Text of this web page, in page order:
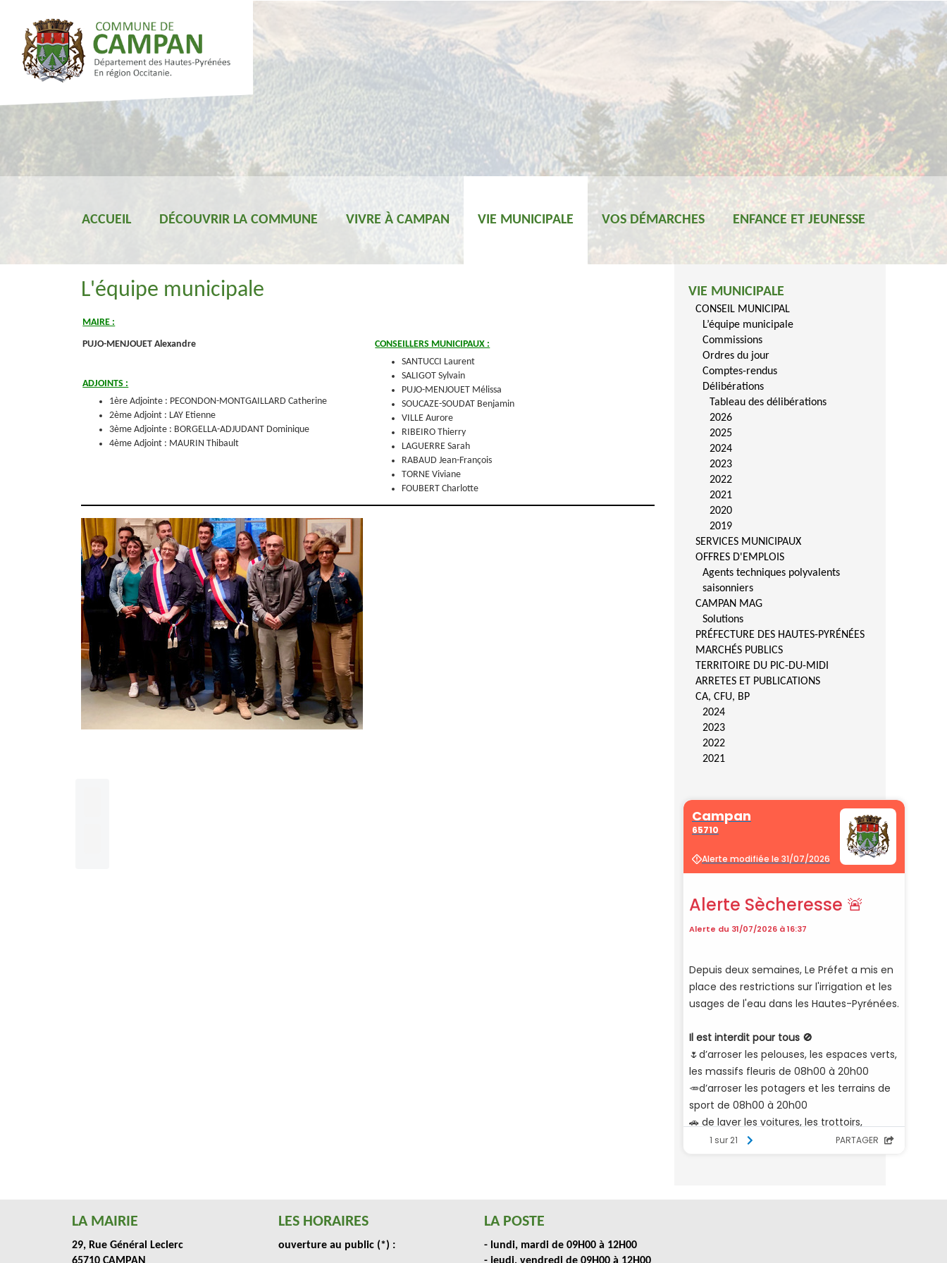
ACCUEIL DÉCOUVRIR LA COMMUNE VIVRE À CAMPAN VIE MUNICIPALE VOS DÉMARCHES ENFANCE ET JEUNESSE
L'équipe municipale
MAIRE :
PUJO-MENJOUET Alexandre
ADJOINTS :
1ère Adjointe : PECONDON-MONTGAILLARD Catherine
2ème Adjoint : LAY Etienne
3ème Adjointe : BORGELLA-ADJUDANT Dominique
4ème Adjoint : MAURIN Thibault
CONSEILLERS MUNICIPAUX :
SANTUCCI Laurent
SALIGOT Sylvain
PUJO-MENJOUET Mélissa
SOUCAZE-SOUDAT Benjamin
VILLE Aurore
RIBEIRO Thierry
LAGUERRE Sarah
RABAUD Jean-François
TORNE Viviane
FOUBERT Charlotte
VIE MUNICIPALE
CONSEIL MUNICIPAL
L’équipe municipale
Commissions
Ordres du jour
Comptes-rendus
Délibérations
Tableau des délibérations
2026
2025
2024
2023
2022
2021
2020
2019
SERVICES MUNICIPAUX
OFFRES D'EMPLOIS
Agents techniques polyvalents
saisonniers
CAMPAN MAG
Solutions
PRÉFECTURE DES HAUTES-PYRÉNÉES
MARCHÉS PUBLICS
TERRITOIRE DU PIC-DU-MIDI
ARRETES ET PUBLICATIONS
CA, CFU, BP
2024
2023
2022
2021
LA MAIRIE
29, Rue Général Leclerc
LES HORAIRES
ouverture au public (*) :
LA POSTE
- lundi, mardi de 09H00 à 12H00